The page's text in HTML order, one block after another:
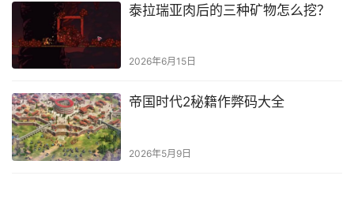
示方向。 最后一个走法是完全随机，但是基本有3种走法，这时候
可以…
泰拉瑞亚肉后的三种矿物怎么挖？
2026年6月15日
帝国时代2秘籍作弊码大全
2026年5月9日